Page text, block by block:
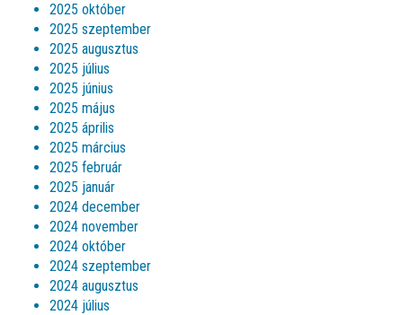
2025 október
2025 szeptember
2025 augusztus
2025 július
2025 június
2025 május
2025 április
2025 március
2025 február
2025 január
2024 december
2024 november
2024 október
2024 szeptember
2024 augusztus
2024 július